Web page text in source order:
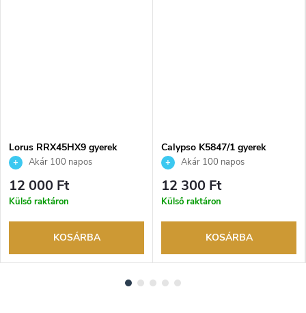
Lorus RRX45HX9 gyerek
karóraAkár 100 napos
visszaküldési lehetőség. Hivatalos
márkakereskedő.
12 000 Ft
Külső raktáron
KOSÁRBA
Calypso K5847/1 gyerek
karóraAkár 100 napos
visszaküldési lehetőség. Hivatalos
márkakereskedő.
12 300 Ft
Külső raktáron
KOSÁRBA